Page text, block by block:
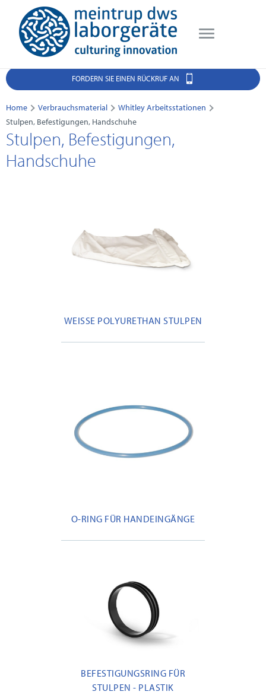
FORDERN SIE EINEN RÜCKRUF AN
Home Verbrauchsmaterial
Whitley Arbeitsstationen
Stulpen, Befestigungen, Handschuhe
Stulpen, Befestigungen,
Handschuhe
WEISSE POLYURETHAN STULPEN
O-RING FÜR HANDEINGÄNGE
BEFESTIGUNGSRING FÜR
STULPEN - PLASTIK